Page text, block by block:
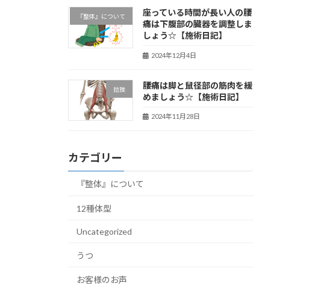
『整体』について
座っている時間が長い人の腰
痛は下腹部の臓器を調整しま
しょう☆【施術日記】
2024年12月4日
捻挫
腰痛は脚と鼠径部の筋肉を緩
めましょう☆【施術日記】
2024年11月28日
カテゴリー
『整体』について
12種体型
Uncategorized
うつ
お客様のお声